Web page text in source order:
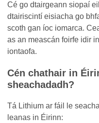
Cé go dtairgeann siopaí
dtairiscintí eisiacha go
scoth gan íoc iomarca.
as an meascán foirfe idir
iontaofa.
Cén chathair in
sheachadadh?
Tá Lithium ar fáil le
leanas in Éirinn: